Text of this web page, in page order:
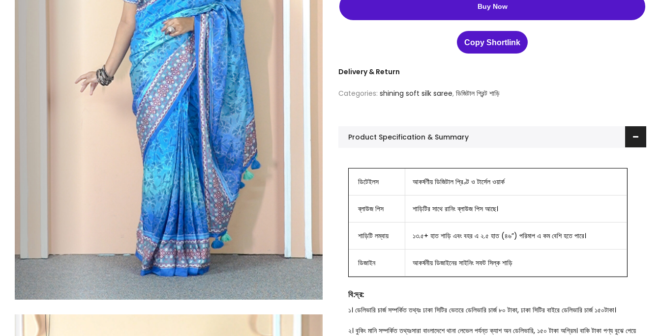
Buy Now
Copy Shortlink
Delivery & Return
Categories: shining soft silk saree, ডিজিটাল প্রিন্ট শাড়ি
Product Specification & Summary
ডিটেইলস আকর্ষণীয় ডিজিটাল প্রিণ্ট ও টার্সেল ওয়ার্ক
ব্লাউজ পিস শাড়িটির সাথে রানিং ব্লাউজ পিস আছে।
শাড়িটি লম্বায় ১৩.৫+ হাত শাড়ি এবং বহর এ ২.৫ হাত (৪৬”) পরিমাপ এ কম বেশি হতে পারে।
ডিজাইন আকর্ষনীয় ডিজাইনের সাইনিং সফট সিল্ক শাড়ি
বি:দ্র:
১। ডেলিভারি চার্জ সম্পর্কিত তথ্যঃ ঢাকা সিটির ভেতরে ডেলিভারি চার্জ ৮০ টাকা, ঢাকা সিটির বাইরে ডেলিভারি চার্জ ১৫০টাকা।
২। বুকিং মানি সম্পর্কিত তথ্যঃসারা বাংলাদেশে থানা লেভেল পর্যন্ত ক্যাশ অন ডেলিভারি, ১৫০ টাকা অগ্রিম। বাকি টাকা পণ্য বুঝে পেয়ে